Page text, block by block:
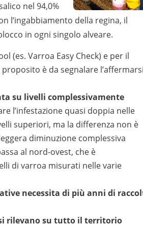
nel 94,0%
l’ingabbiamento della regina, il
in ogni singolo alveare.
(es. Varroa Easy Check) e per il
è da segnalare
su livelli complessivamente
l’infestazione quasi doppia nelle
superiori, ma la differenza non è
diminuzione complessiva
al nord-ovest, che è
di varroa misurati nelle varie
necessita di più anni di
rilevano su tutto il territorio